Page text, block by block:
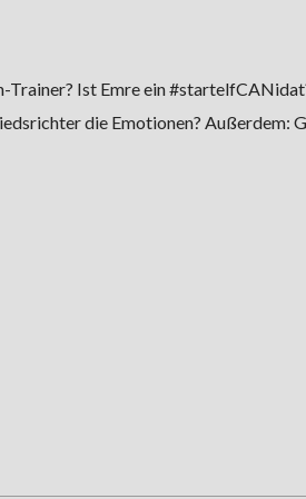
Trainer? Ist Emre ein
die Emotionen? Außerdem: